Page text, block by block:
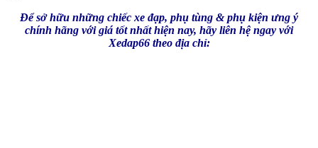
Để sở hữu những chiếc xe đạp, phụ tùng & phụ kiện ưng ý
chính hãng với giá tốt nhất hiện nay, hãy liên hệ ngay với
Xedap66 theo địa chỉ: